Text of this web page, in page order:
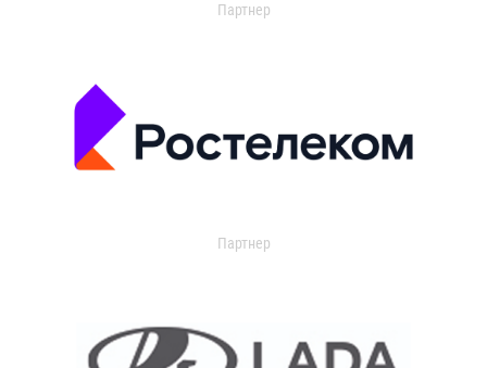
Партнер
Партнер